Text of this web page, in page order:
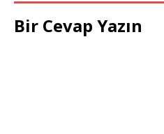
Bir Cevap Yazın